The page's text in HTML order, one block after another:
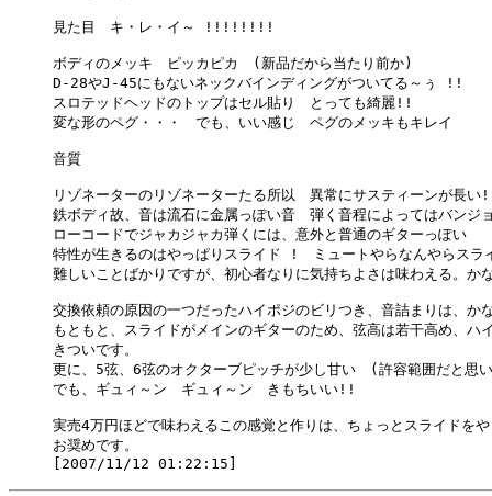
見た目　キ・レ・イ～ !!!!!!!!
ボディのメッキ　ピッカピカ　(新品だから当たり前か)
D-28やJ-45にもないネックバインディングがついてる～ぅ !!
スロテッドヘッドのトップはセル貼り　とっても綺麗!!
変な形のペグ・・・　でも、いい感じ　ペグのメッキもキレイ
音質
リゾネーターのリゾネーターたる所以　異常にサスティーンが長い!
鉄ボディ故、音は流石に金属っぽい音　弾く音程によってはバンジ
ローコードでジャカジャカ弾くには、意外と普通のギターっぽい
特性が生きるのはやっぱりスライド !　ミュートやらなんやらスラ
難しいことばかりですが、初心者なりに気持ちよさは味わえる。か
交換依頼の原因の一つだったハイポジのビリつき、音詰まりは、か
もともと、スライドがメインのギターのため、弦高は若干高め、ハ
きついです。
更に、5弦、6弦のオクターブピッチが少し甘い　(許容範囲だと思
でも、ギュィ～ン　ギュィ～ン　きもちいい!!
実売4万円ほどで味わえるこの感覚と作りは、ちょっとスライドを
お奨めです。